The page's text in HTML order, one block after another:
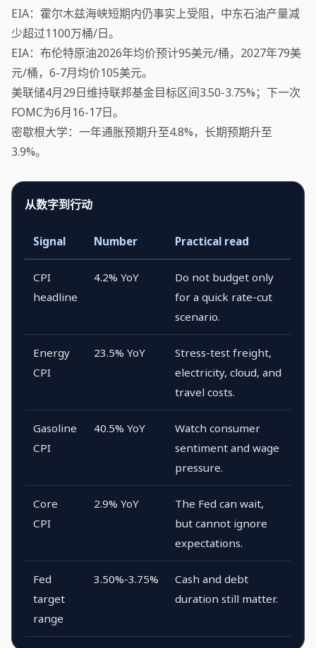
EIA：霍尔木兹海峡短期内仍事实上受阻，中东石油产量减
少超过1100万桶/日。
EIA：布伦特原油2026年均价预计95美元/桶，2027年79美
元/桶，6-7月均价105美元。
美联储4月29日维持联邦基金目标区间3.50-3.75%；下一次
FOMC为6月16-17日。
密歇根大学：一年通胀预期升至4.8%，长期预期升至
3.9%。
从数字到行动
Signal Number Practical read
CPI
headline
4.2% YoY
Do not budget only
for a quick rate-cut
scenario.
Energy
CPI
23.5% YoY
Stress-test freight,
electricity, cloud, and
travel costs.
Gasoline
CPI
40.5% YoY
Watch consumer
sentiment and wage
pressure.
Core
CPI
2.9% YoY
The Fed can wait,
but cannot ignore
expectations.
Fed
target
range
3.50%-3.75%
Cash and debt
duration still matter.